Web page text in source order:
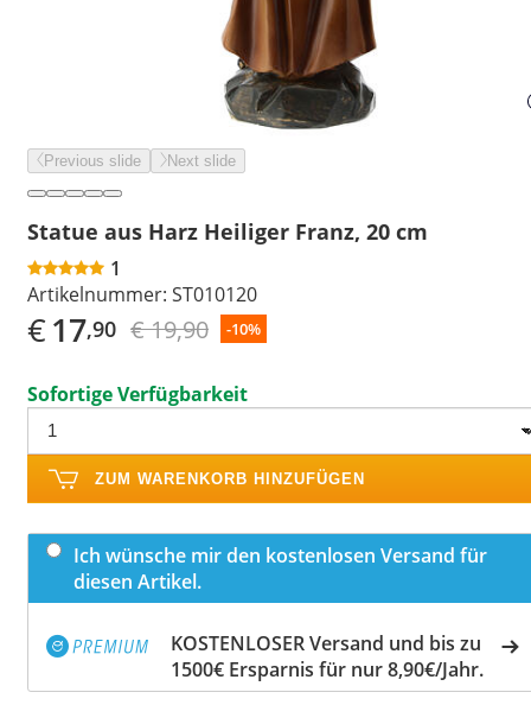
Previous slide Next slide
Statue aus Harz Heiliger Franz, 20 cm
1
Artikelnummer: ST010120
€17,90 € 19,90 -10%
Sofortige Verfügbarkeit
ZUM WARENKORB HINZUFÜGEN
Ich wünsche mir den kostenlosen Versand für
diesen Artikel.
KOSTENLOSER Versand und bis zu
1500€ Ersparnis für nur 8,90€/Jahr.